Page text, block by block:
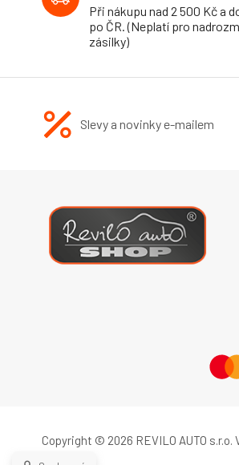
Při nákupu nad 2 500 Kč a
po ČR. (Neplatí pro
zásilky)
Slevy a novinky e-mailem
Copyright © 2026 REVILO AUTO s.r.o.